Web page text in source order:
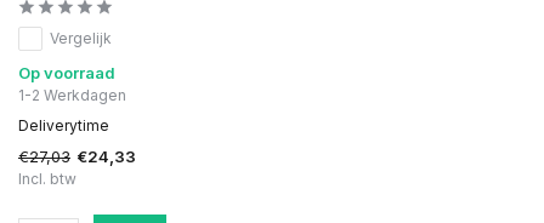
Vergelijk
Op voorraad
1-2 Werkdagen
Deliverytime
€27,03 €24,33
Incl. btw